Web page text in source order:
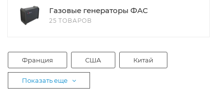
Газовые генераторы ФАС
25 ТОВАРОВ
Франция США Китай
Показать еще